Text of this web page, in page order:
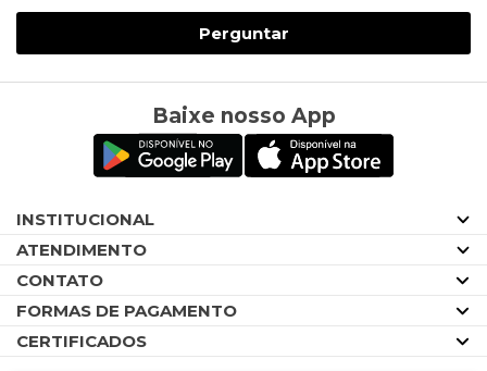
Perguntar
Baixe nosso App
INSTITUCIONAL
ATENDIMENTO
CONTATO
FORMAS DE PAGAMENTO
CERTIFICADOS